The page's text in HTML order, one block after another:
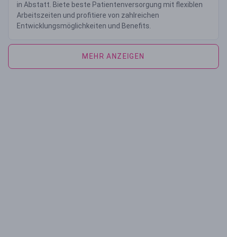
in Abstatt. Biete beste Patientenversorgung mit flexiblen
Arbeitszeiten und profitiere von zahlreichen
Entwicklungsmöglichkeiten und Benefits.
MEHR ANZEIGEN